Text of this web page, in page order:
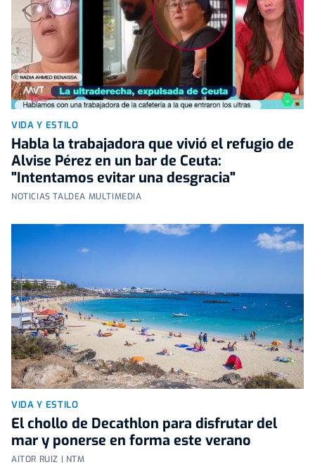
VIDA Y ESTILO
Habla la trabajadora que vivió el refugio de
Alvise Pérez en un bar de Ceuta:
"Intentamos evitar una desgracia"
NOTICIAS TALDEA MULTIMEDIA
VIDA Y ESTILO
El chollo de Decathlon para disfrutar del
mar y ponerse en forma este verano
AITOR RUIZ | NTM